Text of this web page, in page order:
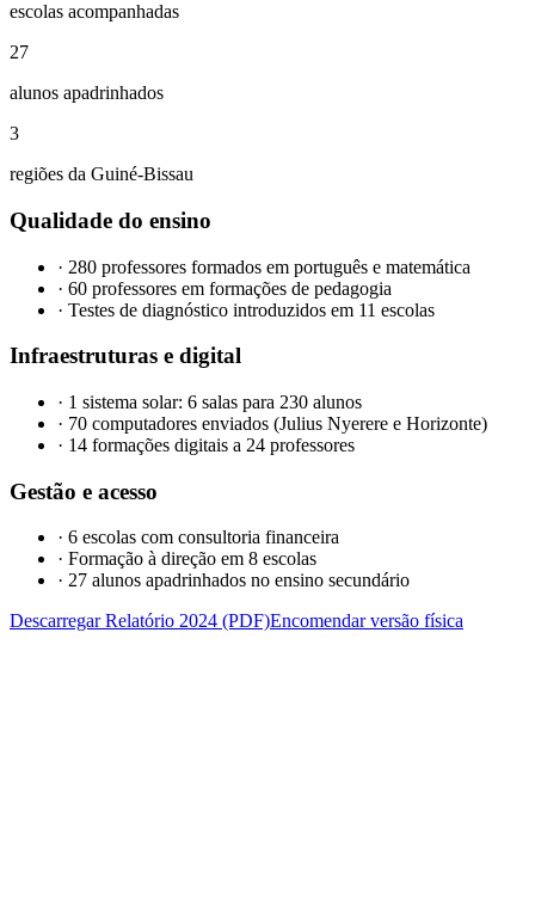
escolas acompanhadas
27
alunos apadrinhados
3
regiões da Guiné-Bissau
Qualidade do ensino
· 280 professores formados em português e matemática
· 60 professores em formações de pedagogia
· Testes de diagnóstico introduzidos em 11 escolas
Infraestruturas e digital
· 1 sistema solar: 6 salas para 230 alunos
· 70 computadores enviados (Julius Nyerere e Horizonte)
· 14 formações digitais a 24 professores
Gestão e acesso
· 6 escolas com consultoria financeira
· Formação à direção em 8 escolas
· 27 alunos apadrinhados no ensino secundário
Descarregar Relatório 2024 (PDF)Encomendar versão física